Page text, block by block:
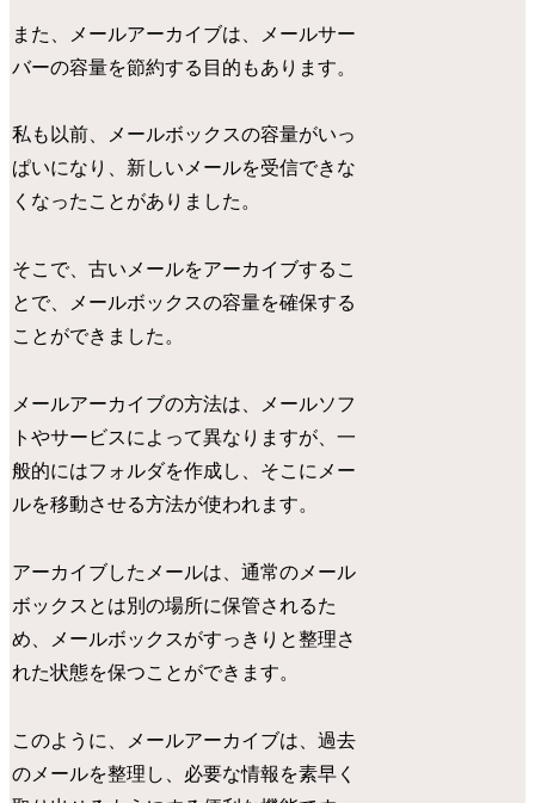
また、メールアーカイブは、メールサー
バーの容量を節約する目的もあります。
私も以前、メールボックスの容量がいっ
ぱいになり、新しいメールを受信できな
くなったことがありました。
そこで、古いメールをアーカイブするこ
とで、メールボックスの容量を確保する
ことができました。
メールアーカイブの方法は、メールソフ
トやサービスによって異なりますが、一
般的にはフォルダを作成し、そこにメー
ルを移動させる方法が使われます。
アーカイブしたメールは、通常のメール
ボックスとは別の場所に保管されるた
め、メールボックスがすっきりと整理さ
れた状態を保つことができます。
このように、メールアーカイブは、過去
のメールを整理し、必要な情報を素早く